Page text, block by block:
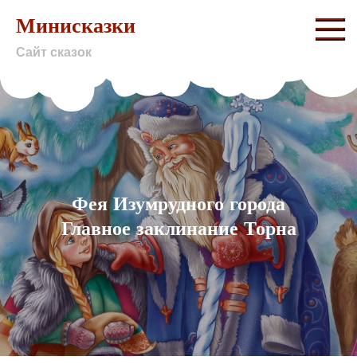
content
Минисказки
Сайт сказок
Фея Изумрудного города
Главное заклинание Торна